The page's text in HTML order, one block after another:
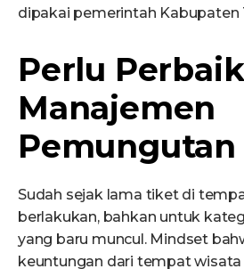
dipakai pemerintah Kabupaten
Perlu
Manajemen
Sudah sejak lama tiket di
berlakukan, bahkan untuk
yang baru muncul. Mindset
keuntungan dari tempat